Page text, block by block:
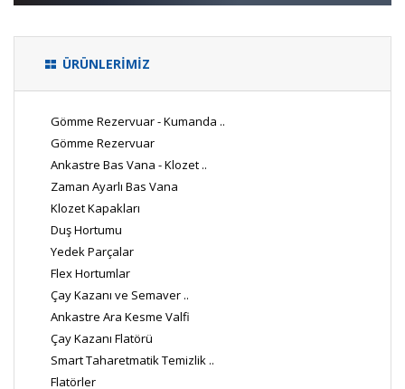
ÜRÜNLERİMİZ
Gömme Rezervuar - Kumanda ..
Gömme Rezervuar
Ankastre Bas Vana - Klozet ..
Zaman Ayarlı Bas Vana
Klozet Kapakları
Duş Hortumu
Yedek Parçalar
Flex Hortumlar
Çay Kazanı ve Semaver ..
Ankastre Ara Kesme Valfi
Çay Kazanı Flatörü
Smart Taharetmatik Temizlik ..
Flatörler